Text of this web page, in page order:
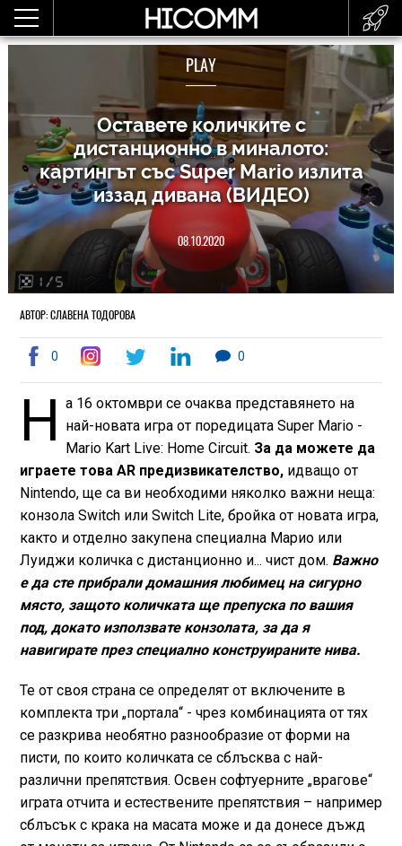
PLAY
Оставете количките с
дистанционно в миналото:
картингът със Super Mario излита
иззад дивана (ВИДЕО)
08.10.2020
АВТОР: СЛАВЕНА ТОДОРОВА
0 0
Н а 16 октомври се очаква представянето на
най-новата игра от поредицата Super Mario -
Mario Kart Live: Home Circuit. За да можете да
играете това AR предизвикателство,идващо от
Nintendo, ще са ви необходими няколко важни неща:
конзола Switch или Switch Lite, бройка от новата игра,
както и отделно закупена специална Марио или
Луиджи количка с дистанционно и... чист дом. Важно
е да сте прибрали домашния любимец на сигурно
място, защото количката ще препуска по вашия
под, докато използвате конзолата, за да я
навигирате през специално конструираните нива.
Те от своя страна се определят от включените в
комплекта три „портала“ - чрез комбинацията от тях
се разкрива необятно разнообразие от форми на
писти, по които количката се сблъсква с най-
различни препятствия. Освен софтуерните „врагове“
играта отчита и естествените препятствия – например
сблъсък с крака на масата може и да донесе дъжд